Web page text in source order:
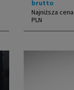
brutto
Najniższa
PLN